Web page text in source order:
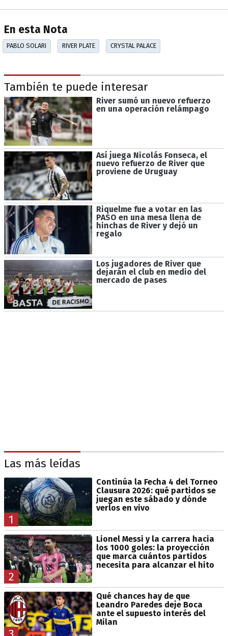
En esta Nota
PABLO SOLARI RIVER PLATE CRYSTAL PALACE
También te puede interesar
River sumó un nuevo refuerzo
en una operación relámpago
Así juega Nicolás Fonseca, el
nuevo refuerzo de River que
proviene de Uruguay
Riquelme fue a votar en las
PASO en una mesa llena de
hinchas de River y dejó un
regalo
Los jugadores de River que
dejarán el club en medio del
mercado de pases
Las más leídas
1
Continúa la Fecha 4 del Torneo
Clausura 2026: qué partidos se
juegan este sábado y dónde
verlos en vivo
2
Lionel Messi y la carrera hacia
los 1000 goles: la proyección
que marca cuántos partidos
necesita para alcanzar el hito
Qué chances hay de que
Leandro Paredes deje Boca
ante el supuesto interés del
Milan